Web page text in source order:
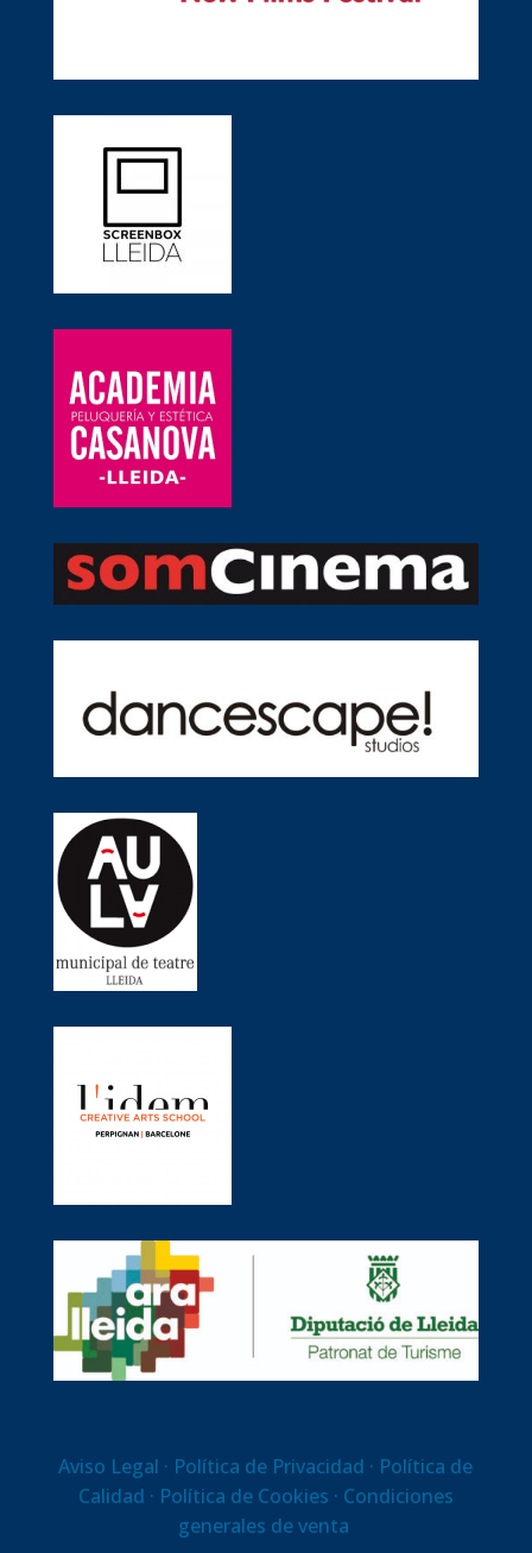
Aviso Legal · Política de Privacidad · Política de
Calidad · Política de Cookies · Condiciones
generales de venta